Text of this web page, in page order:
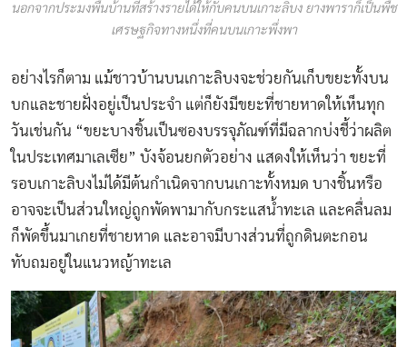
นอกจากประมงพื้นบ้านที่สร้างรายได้ให้กับคนบนเกาะลิบง ยางพาราก็เป็นพืช
เศรษฐกิจทางหนึ่งที่คนบนเกาะพึ่งพา
อย่างไรก็ตาม แม้ชาวบ้านบนเกาะลิบงจะช่วยกันเก็บขยะทั้งบน
บกและชายฝั่งอยู่เป็นประจำ แต่ก็ยังมีขยะที่ชายหาดให้เห็นทุก
วันเช่นกัน “ขยะบางชิ้นเป็นซองบรรจุภัณฑ์ที่มีฉลากบ่งชี้ว่าผลิต
ในประเทศมาเลเซีย” บังจ้อนยกตัวอย่าง แสดงให้เห็นว่า ขยะที่
รอบเกาะลิบงไม่ได้มีต้นกำเนิดจากบนเกาะทั้งหมด บางชิ้นหรือ
อาจจะเป็นส่วนใหญ่ถูกพัดพามากับกระแสน้ำทะเล และคลื่นลม
ก็พัดขึ้นมาเกยที่ชายหาด และอาจมีบางส่วนที่ถูกดินตะกอน
ทับถมอยู่ในแนวหญ้าทะเล